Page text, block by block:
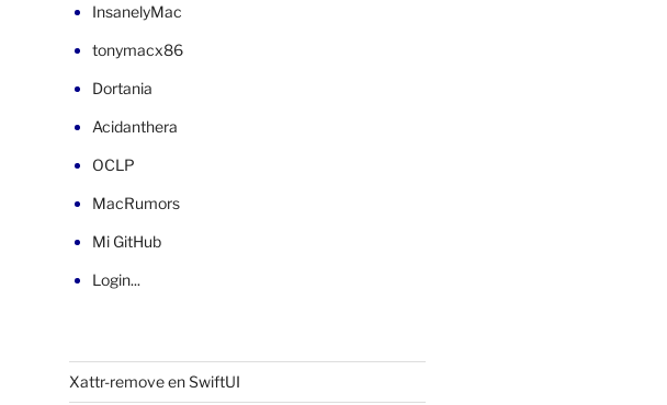
InsanelyMac
tonymacx86
Dortania
Acidanthera
OCLP
MacRumors
Mi GitHub
Login...
Xattr-remove en SwiftUI